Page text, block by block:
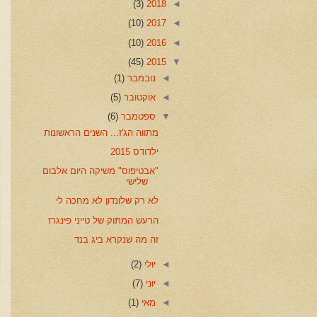
◄
2018
(3)
◄
2017
(10)
◄
2016
(10)
▼
2015
(45)
◄ נובמבר(1)
◄אוקטובר(5)
▼ ספטמבר(6)
מתווה הג'ז... השנים הראשונות
ילדודס 2015
"אבטיפוס" משיקה היום אלבום
שלישי
לא רק שלונדון לא מחכה לי
הרעש המתוק של טייני פינגרז
זה מה שנקרא ביג בנד
◄יולי(2)
◄יוני(7)
◄ מאי(1)